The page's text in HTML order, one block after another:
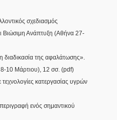
σχεδιασμός
Βιώσιμη Ανάπτυξη (Αθήνα 27-
της αφαλάτωσης».
8-10 Μάρτιου), 12 σσ. (pdf)
κατεργασίας υγρών
ενός σημαντικού